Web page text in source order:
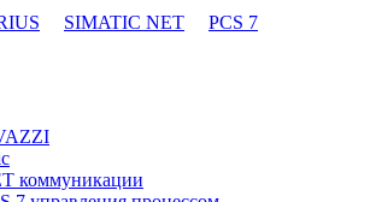
SIMATIC NET PCS 7
коммуникации